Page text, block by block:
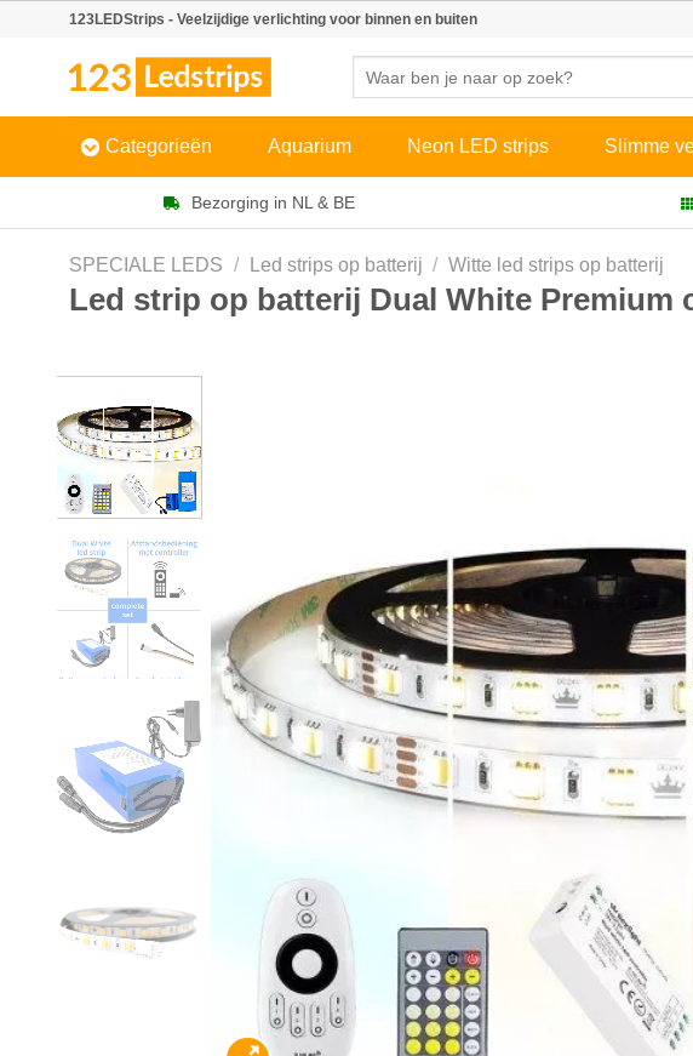
123LEDStrips - Veelzijdige verlichting voor binnen en buiten
Categorieën Aquarium Neon LED strips Slimme
Bezorging in NL & BE
SPECIALE LEDS / Led strips op batterij / Witte led strips op batterij
Led strip op batterij Dual White Premium